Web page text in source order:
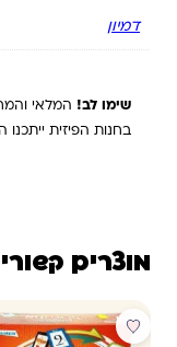
דמיון
שימו לב! המלאי
בחנות הפיזית
מוצרים
מבצע